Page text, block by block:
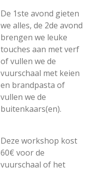
De 1ste avond gieten
we alles, de 2de avond
brengen we leuke
touches aan met verf
of vullen we de
vuurschaal met keien
en brandpasta of
vullen we de
buitenkaars(en).
Deze workshop kost
60€ voor de
vuurschaal of het